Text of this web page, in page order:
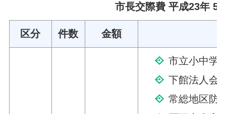
市長交際費 平成23年 5
区分 件数 金額
市立小中学
下館法人会
常総地区防